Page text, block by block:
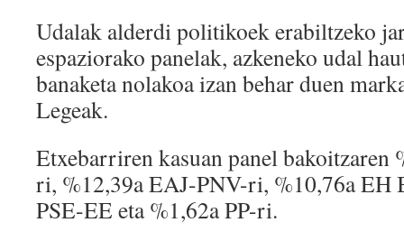
Udalak alderdi politikoek erabiltzeko
espaziorako panelak, azkeneko udal
banaketa nolakoa izan behar duen
Legeak.
Etxebarriren kasuan panel bakoitzaren
ri, %12,39a EAJ-PNV-ri, %10,76a EH
PSE-EE eta %1,62a PP-ri.